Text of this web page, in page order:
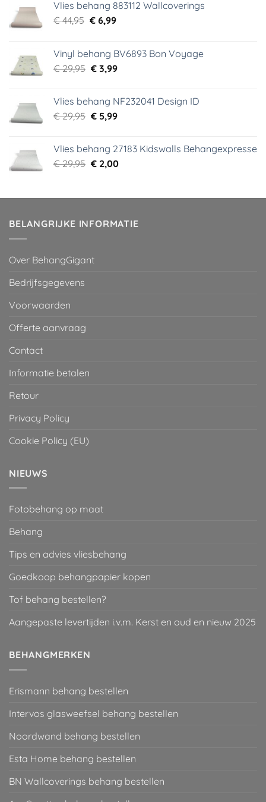
Vlies behang 883112 Wallcoverings
€44,95 Oorspronkelijke
€ 44,95.
€6,99Huidige
€ 6,99.
Vinyl behang BV6893 Bon Voyage
€29,95 Oorspronkelijke
€ 29,95.
€3,99Huidige
€ 3,99.
Vlies behang NF232041 Design ID
€29,95 Oorspronkelijke
€ 29,95.
€5,99Huidige
€ 5,99.
Vlies behang 27183 Kidswalls Behangexpresse
€29,95 Oorspronkelijke
€ 29,95.
€2,00Huidige
€ 2,00.
BELANGRIJKE INFORMATIE
Over BehangGigant
Bedrijfsgegevens
Voorwaarden
Offerte aanvraag
Contact
Informatie betalen
Retour
Privacy Policy
Cookie Policy (EU)
NIEUWS
Fotobehang op maat
Behang
Tips en advies vliesbehang
Goedkoop behangpapier kopen
Tof behang bestellen?
Aangepaste levertijden i.v.m. Kerst en oud en nieuw 2025
BEHANGMERKEN
Erismann behang bestellen
Intervos glasweefsel behang bestellen
Noordwand behang bestellen
Esta Home behang bestellen
BN Wallcoverings behang bestellen